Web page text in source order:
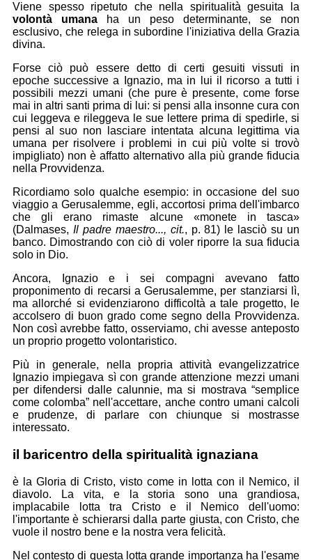
Viene spesso ripetuto che nella spiritualità gesuita la
volontà umanaha un peso determinante, se non
esclusivo, che relega in subordine l'iniziativa della Grazia
divina.
Forse ciò può essere detto di certi gesuiti vissuti in
epoche successive a Ignazio, ma in lui il ricorso a tutti i
possibili mezzi umani (che pure è presente, come forse
mai in altri santi prima di lui: si pensi alla insonne cura con
cui leggeva e rileggeva le sue lettere prima di spedirle, si
pensi al suo non lasciare intentata alcuna legittima via
umana per risolvere i problemi in cui più volte si trovò
impigliato) non è affatto alternativo alla più grande fiducia
nella Provvidenza.
Ricordiamo solo qualche esempio: in occasione del suo
viaggio a Gerusalemme, egli, accortosi prima dell'imbarco
che gli erano rimaste alcune «monete in tasca»
(Dalmases, Il padre maestro..., cit., p. 81) le lasciò su un
banco. Dimostrando con ciò di voler riporre la sua fiducia
solo in Dio.
Ancora, Ignazio e i sei compagni avevano fatto
proponimento di recarsi a Gerusalemme, per stanziarsi lì,
ma allorché si evidenziarono difficoltà a tale progetto, le
accolsero di buon grado come segno della Provvidenza.
Non così avrebbe fatto, osserviamo, chi avesse anteposto
un proprio progetto volontaristico.
Più in generale, nella propria attività evangelizzatrice
Ignazio impiegava sì con grande attenzione mezzi umani
per difendersi dalle calunnie, ma si mostrava “semplice
come colomba” nell'accettare, anche contro umani calcoli
e prudenze, di parlare con chiunque si mostrasse
interessato.
il baricentro della spiritualità ignaziana
è la Gloria di Cristo, visto come in lotta con il Nemico, il
diavolo. La vita, e la storia sono una grandiosa,
implacabile lotta tra Cristo e il Nemico dell'uomo:
l'importante è schierarsi dalla parte giusta, con Cristo, che
vuole il nostro bene e la nostra vera felicità.
Nel contesto di questa lotta grande importanza ha l'esame